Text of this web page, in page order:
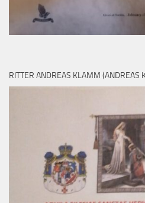
RITTER ANDREAS KLAMM (ANDREAS